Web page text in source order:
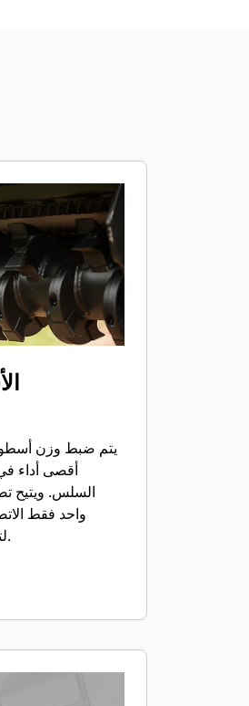
يتم ضبط وزن
أقصى أداء
السلس. ويتيح
واحد فقط
لتحقيق أداء فعال في القطع.